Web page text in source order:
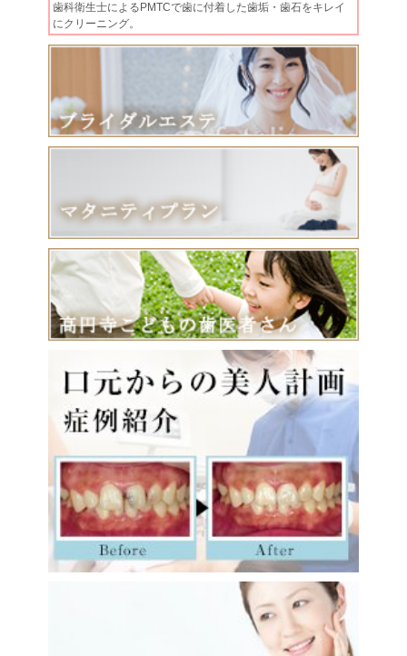
歯科衛生士によるPMTCで歯に付着した歯垢・歯石をキレイ
にクリーニング。